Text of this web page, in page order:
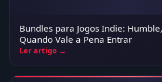
Bundles para Jogos Indie:
Quando Vale a Pena Entrar
Ler artigo →